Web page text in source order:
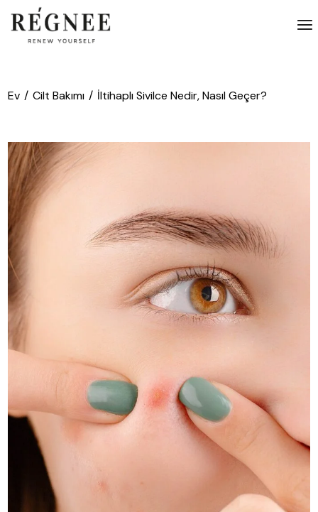
atla
Ev Cilt Bakımı İltihaplı Sivilce Nedir, Nasıl Geçer?